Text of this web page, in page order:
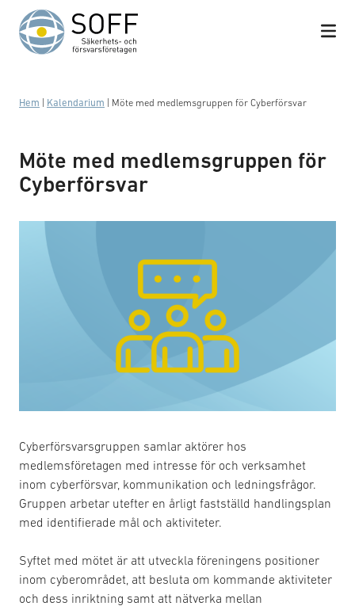
Hoppa till innehåll
Hem Kalendarium Möte med medlemsgruppen för Cyberförsvar
Möte med medlemsgruppen för
Cyberförsvar
Cyberförsvarsgruppen samlar aktörer hos
medlemsföretagen med intresse för och verksamhet
inom cyberförsvar, kommunikation och ledningsfrågor.
Gruppen arbetar utefter en årligt fastställd handlingsplan
med identifierade mål och aktiviteter.
Syftet med mötet är att utveckla föreningens positioner
inom cyberområdet, att besluta om kommande aktiviteter
och dess inriktning samt att nätverka mellan